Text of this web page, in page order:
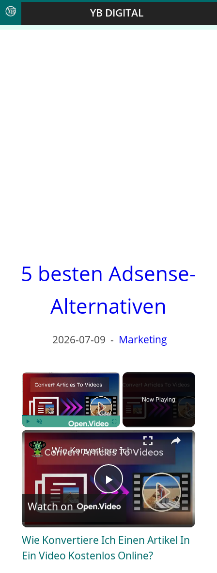
YB DIGITAL
5 besten Adsense-
Alternativen
2026-07-09 - Marketing
×
Play Unmute Fullscreen
Now Playing
×
P
l
a
Wie Konvertiere Ich Einen Artikel In Ein
Watch on
Wie Konvertiere Ich Einen Artikel In
Ein Video Kostenlos Online?